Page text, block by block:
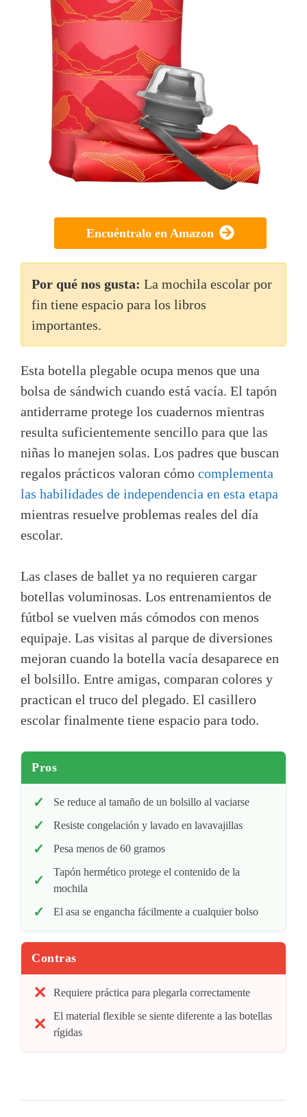
Encuéntralo en Amazon
Por qué nos gusta: La mochila escolar por
fin tiene espacio para los libros
importantes.
Esta botella plegable ocupa menos que una
bolsa de sándwich cuando está vacía. El tapón
antiderrame protege los cuadernos mientras
resulta suficientemente sencillo para que las
niñas lo manejen solas. Los padres que buscan
regalos prácticos valoran cómo complementa
las habilidades de independencia en esta etapa
mientras resuelve problemas reales del día
escolar.
Las clases de ballet ya no requieren cargar
botellas voluminosas. Los entrenamientos de
fútbol se vuelven más cómodos con menos
equipaje. Las visitas al parque de diversiones
mejoran cuando la botella vacía desaparece en
el bolsillo. Entre amigas, comparan colores y
practican el truco del plegado. El casillero
escolar finalmente tiene espacio para todo.
Pros
Se reduce al tamaño de un bolsillo al vaciarse
Resiste congelación y lavado en lavavajillas
Pesa menos de 60 gramos
Tapón hermético protege el contenido de la
mochila
El asa se engancha fácilmente a cualquier bolso
Contras
Requiere práctica para plegarla correctamente
El material flexible se siente diferente a las botellas
rígidas